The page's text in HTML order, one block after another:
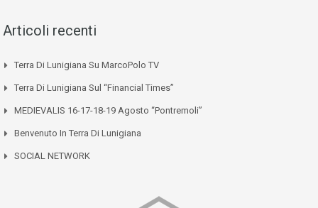
Articoli recenti
Terra Di Lunigiana Su MarcoPolo TV
Terra Di Lunigiana Sul “Financial Times”
MEDIEVALIS 16-17-18-19 Agosto “Pontremoli”
Benvenuto In Terra Di Lunigiana
SOCIAL NETWORK